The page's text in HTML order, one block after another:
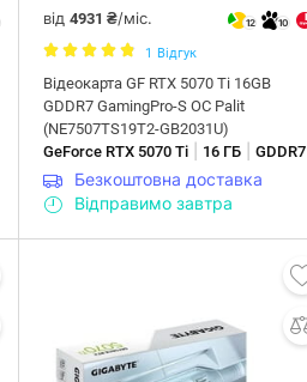
від4931 ₴/міс. 12 10
1 Відгук
Відеокарта GF RTX 5070 Ti 16GB
GDDR7 GamingPro-S OC Palit
(NE7507TS19T2-GB2031U)
GeForce RTX 5070 Ti
16 ГБ |GDDR7
Безкоштовна доставка
Відправимо завтра